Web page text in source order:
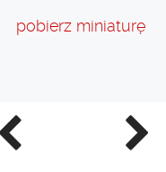
Poprzednie
zdjęcie
Następne
zdjęcie
pobierz miniaturę